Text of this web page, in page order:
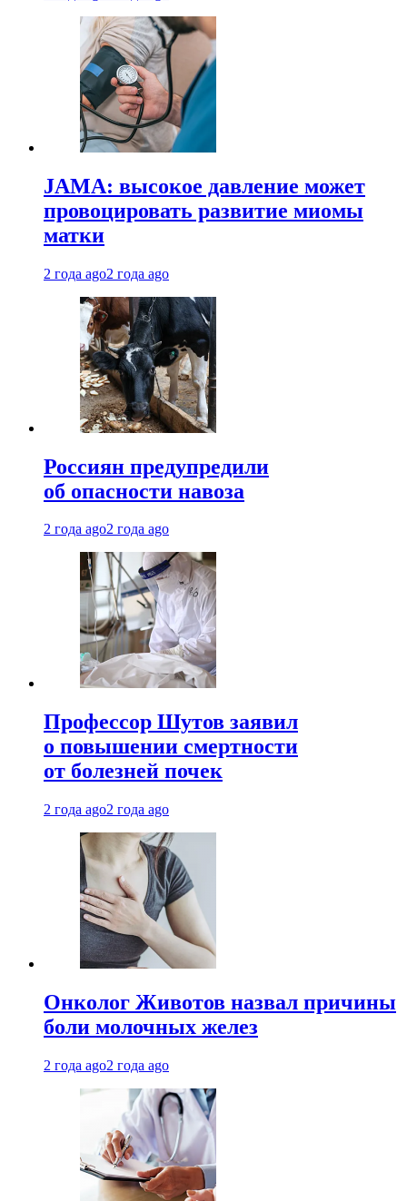
JAMA: высокое давление может
провоцировать развитие миомы
матки
2 года ago2 года ago
Россиян предупредили
об опасности навоза
2 года ago2 года ago
Профессор Шутов заявил
о повышении смертности
от болезней почек
2 года ago2 года ago
Онколог Животов назвал причины
боли молочных желез
2 года ago2 года ago